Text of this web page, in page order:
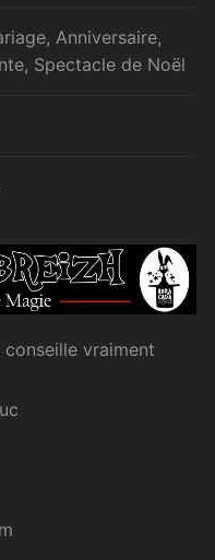
Anniversaire,
Spectacle de Noël
vraiment